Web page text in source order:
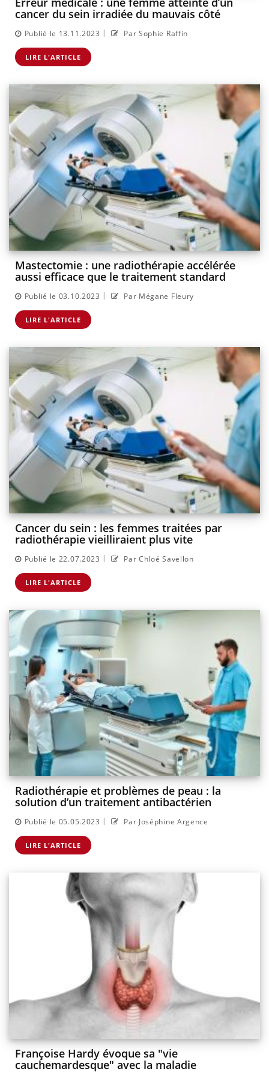
cancer du sein irradiée du mauvais côté
Publié le 13.11.2023 | Par Sophie Raffin
LIRE L'ARTICLE
Mastectomie : une radiothérapie accélérée
aussi efficace que le traitement standard
Publié le 03.10.2023 | Par Mégane Fleury
LIRE L'ARTICLE
Cancer du sein : les femmes traitées par
radiothérapie vieilliraient plus vite
Publié le 22.07.2023 | Par Chloé Savellon
LIRE L'ARTICLE
Radiothérapie et problèmes de peau : la
solution d’un traitement antibactérien
Publié le 05.05.2023 | Par Joséphine Argence
LIRE L'ARTICLE
Françoise Hardy évoque sa "vie
cauchemardesque" avec la maladie